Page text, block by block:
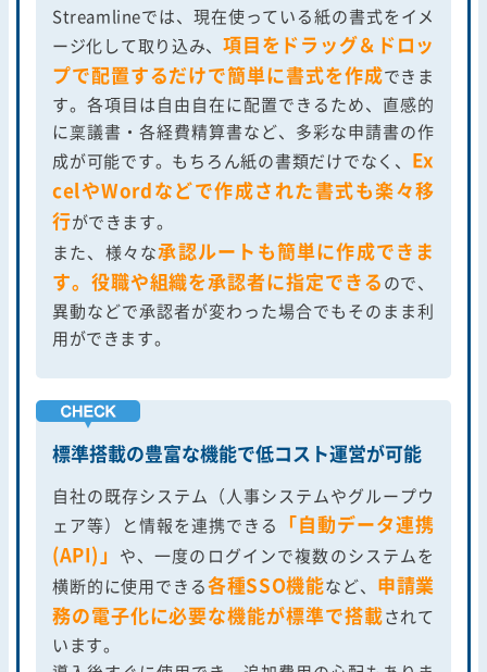
Streamlineでは、現在使っている紙の書式をイメ
ージ化して取り込み、項目をドラッグ＆ドロッ
プで配置するだけで簡単に書式を作成できま
す。各項目は自由自在に配置できるため、直感的
に稟議書・各経費精算書など、多彩な申請書の作
成が可能です。もちろん紙の書類だけでなく、 Ex
celやWordなどで作成された書式も楽々移
行ができます。
また、様々な承認ルートも簡単に作成できま
す。役職や組織を承認者に指定できるので、
異動などで承認者が変わった場合でもそのまま利
用ができます。
標準搭載の豊富な機能で低コスト運営が可能
自社の既存システム（人事システムやグループウ
ェア等）と情報を連携できる
「自動データ連携
(API)」 や、一度のログインで複数のシステムを
横断的に使用できる各種SSO機能など、 申請業
務の電子化に必要な機能が標準で搭載されて
います。